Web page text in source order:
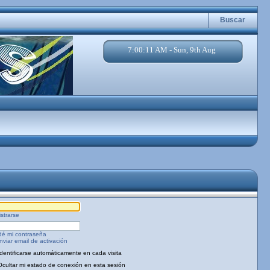
Buscar
7:00:11 AM - Sun, 9th Aug
mi contraseña
email de activación
automáticamente en cada visita
mi estado de conexión en esta sesión